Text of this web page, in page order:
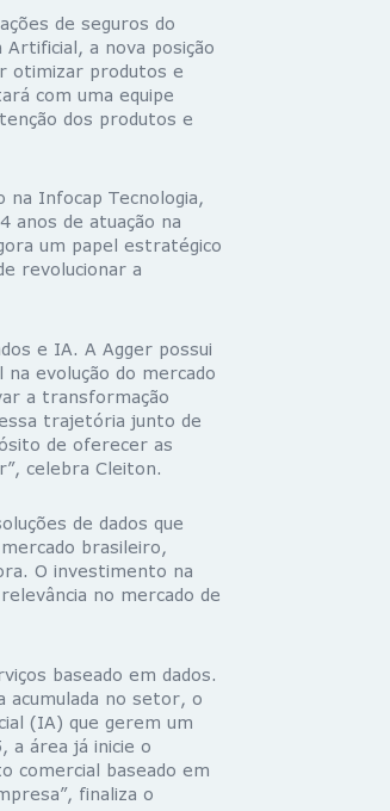
de seguros do
a nova posição
otimizar produtos e
com uma equipe
dos produtos e
na Infocap Tecnologia,
anos de atuação na
um papel estratégico
revolucionar a
e IA. A Agger possui
evolução do mercado
a transformação
trajetória junto de
de oferecer as
celebra Cleiton.
de dados que
brasileiro,
O investimento na
no mercado de
baseado em dados.
acumulada no setor, o
(IA) que gerem um
a área já inicie o
comercial baseado em
finaliza o